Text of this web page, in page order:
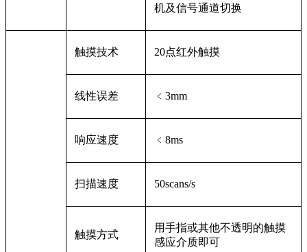
机及信号通道切换
触摸技术 20点红外触摸
线性误差 ﹤3mm
响应速度 ﹤8ms
扫描速度 50scans/s
触摸方式
用手指或其他不透明的触摸
感应介质即可